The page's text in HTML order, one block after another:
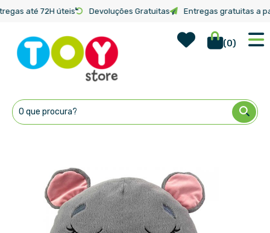
até 72H úteis Devoluções Gratuitas Entregas gratuitas a
Wish List
(0)
para
Conteúdo
Início Dormi Locos S3 - Saco Cama Grande - Ratinho